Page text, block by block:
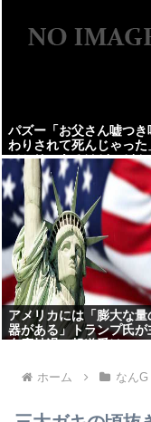
パズー「お父さん嘘つき
わりされて死んじゃった
てセリフあるけど、どん
殺方法だったの？
アメリカには「膨大な量
器がある」トランプ氏が
在庫枯渇の報道受け
ホーム なんG